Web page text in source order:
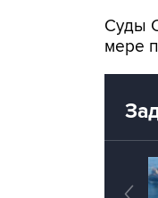
Суды
мере